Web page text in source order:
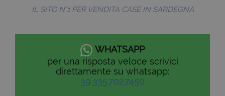
IL SITO N°1 PER VENDITA CASE IN SARDEGNA
WHATSAPP
per una risposta veloce scrivici
direttamente su whatsapp:
39.335.702.7450